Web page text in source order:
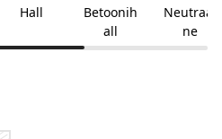
Hall
Betoonih
all
Neutraal
ne